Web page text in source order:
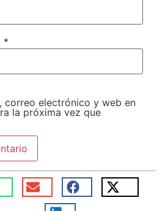
*
correo electrónico y web en
la próxima vez que